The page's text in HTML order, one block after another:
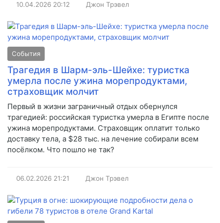
10.04.2026 20:12 Джон Трэвел
События
Трагедия в Шарм-эль-Шейхе: туристка
умерла после ужина морепродуктами,
страховщик молчит
Первый в жизни заграничный отдых обернулся
трагедией: российская туристка умерла в Египте после
ужина морепродуктами. Страховщик оплатит только
доставку тела, а $28 тыс. на лечение собирали всем
посёлком. Что пошло не так?
06.02.2026 21:21 Джон Трэвел